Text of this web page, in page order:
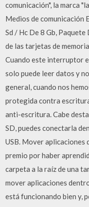
comunicación", la marca
Medios de comunicación
Sd / Hc De 8 Gb,
de las tarjetas de
Cuando este interruptor
solo puede leer datos y
general, cuando nos
protegida contra
anti-escritura. Cabe
SD, puedes conectarla
USB. Mover aplicaciones
premio por haber
carpeta a la raíz de una
mover aplicaciones
está funcionando bien y,